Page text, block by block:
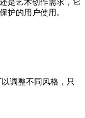
是艺术创作需求，它
护的用户使用。
调整不同风格，只